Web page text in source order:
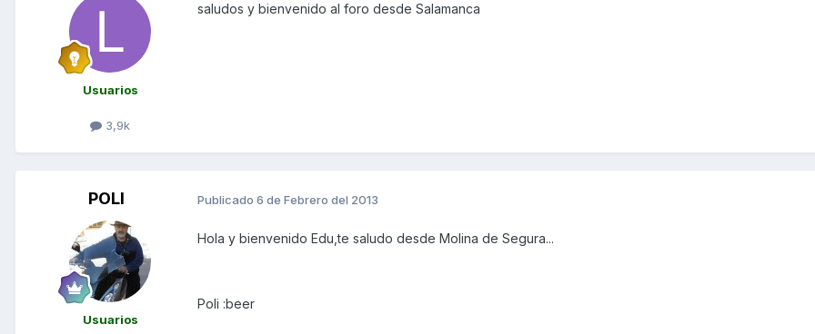
Usuarios
3,9k
saludos y bienvenido al foro desde Salamanca
POLI
Usuarios
Publicado 6 de Febrero del 2013
Hola y bienvenido Edu,te saludo desde Molina de Segura...
Poli :beer